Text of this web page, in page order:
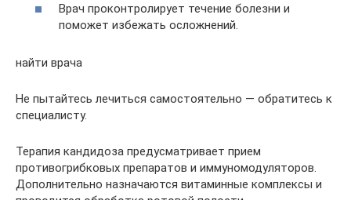
Врач проконтролирует течение болезни и
поможет избежать осложнений.
найти врача
Не пытайтесь лечиться самостоятельно — обратитесь к
специалисту.
Терапия кандидоза предусматривает прием
противогрибковых препаратов и иммуномодуляторов.
Дополнительно назначаются витаминные комплексы и